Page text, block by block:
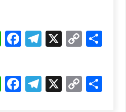
WhatsApp
Facebook
Telegram
X Copy
WhatsApp
Facebook
Telegram
X Copy